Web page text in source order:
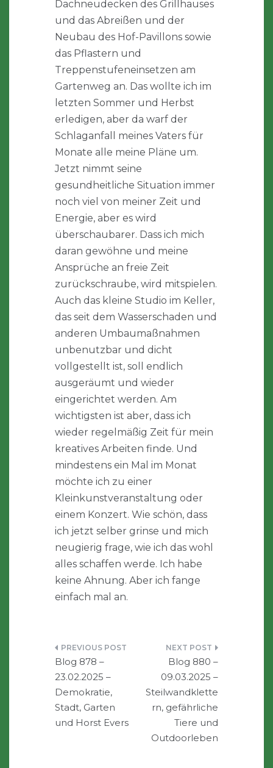
Dachneudecken des Grillhauses
und das Abreißen und der
Neubau des Hof-Pavillons sowie
das Pflastern und
Treppenstufeneinsetzen am
Gartenweg an. Das wollte ich im
letzten Sommer und Herbst
erledigen, aber da warf der
Schlaganfall meines Vaters für
Monate alle meine Pläne um.
Jetzt nimmt seine
gesundheitliche Situation immer
noch viel von meiner Zeit und
Energie, aber es wird
überschaubarer. Dass ich mich
daran gewöhne und meine
Ansprüche an freie Zeit
zurückschraube, wird mitspielen.
Auch das kleine Studio im Keller,
das seit dem Wasserschaden und
anderen Umbaumaßnahmen
unbenutzbar und dicht
vollgestellt ist, soll endlich
ausgeräumt und wieder
eingerichtet werden. Am
wichtigsten ist aber, dass ich
wieder regelmäßig Zeit für mein
kreatives Arbeiten finde. Und
mindestens ein Mal im Monat
möchte ich zu einer
Kleinkunstveranstaltung oder
einem Konzert. Wie schön, dass
ich jetzt selber grinse und mich
neugierig frage, wie ich das wohl
alles schaffen werde. Ich habe
keine Ahnung. Aber ich fange
einfach mal an.
Beitragsnavigation
Blog 878 –
23.02.2025 –
Demokratie,
Stadt, Garten
und Horst Evers
Blog 880 –
09.03.2025 –
Steilwandklette
rn, gefährliche
Tiere und
Outdoorleben